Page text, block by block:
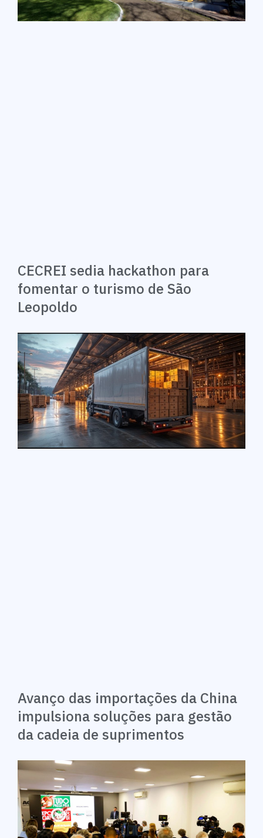
CECREI sedia hackathon para
fomentar o turismo de São
Leopoldo
Avanço das importações da China
impulsiona soluções para gestão
da cadeia de suprimentos